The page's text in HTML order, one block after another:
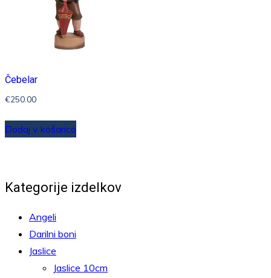
izberete
na
strani
Čebelar
€250.00
Dodaj v košarico
Kategorije izdelkov
Angeli
Darilni boni
Jaslice
Jaslice 10cm